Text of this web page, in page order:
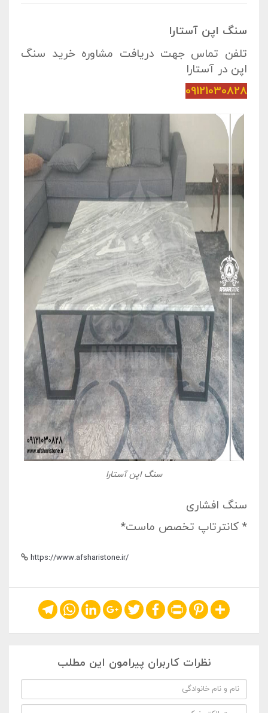
سنگ اپن آستارا
تلفن تماس جهت دریافت مشاوره خرید سنگ
اپن در آستارا
09121030828
سنگ اپن آستارا
سنگ افشاری
* کانترتاپ تخصص ماست*
https://www.afsharistone.ir/
Share
Pinterest
Print
Facebook
Twitter
Google+
LinkedIn
WhatsApp
Telegram
نظرات کاربران پیرامون این مطلب